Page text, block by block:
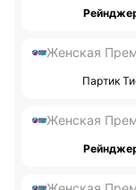
Женская
Партик
Женская